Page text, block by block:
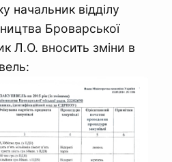
начальник відділу
Броварської
Л.О. вносить зміни в